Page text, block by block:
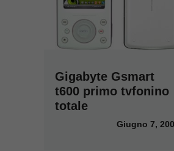
Gigabyte Gsmart
t600 primo tvfonino
totale
Giugno 7,